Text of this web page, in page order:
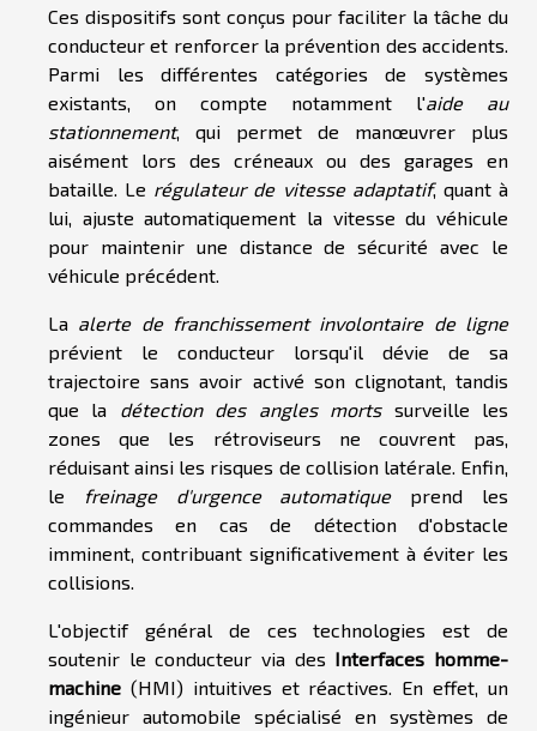
Ces dispositifs sont conçus pour faciliter la tâche du
conducteur et renforcer la prévention des accidents.
Parmi les différentes catégories de systèmes
existants, on compte notamment l'aide au
stationnement, qui permet de manœuvrer plus
aisément lors des créneaux ou des garages en
bataille. Le régulateur de vitesse adaptatif, quant à
lui, ajuste automatiquement la vitesse du véhicule
pour maintenir une distance de sécurité avec le
véhicule précédent.
La alerte de franchissement involontaire de ligne
prévient le conducteur lorsqu'il dévie de sa
trajectoire sans avoir activé son clignotant, tandis
que la détection des angles mortssurveille les
zones que les rétroviseurs ne couvrent pas,
réduisant ainsi les risques de collision latérale. Enfin,
le
freinage d'urgence automatiqueprend les
commandes en cas de détection d'obstacle
imminent, contribuant significativement à éviter les
collisions.
L'objectif général de ces technologies est de
soutenir le conducteur via des Interfaces homme-
machine (HMI) intuitives et réactives. En effet, un
ingénieur automobile spécialisé en systèmes de